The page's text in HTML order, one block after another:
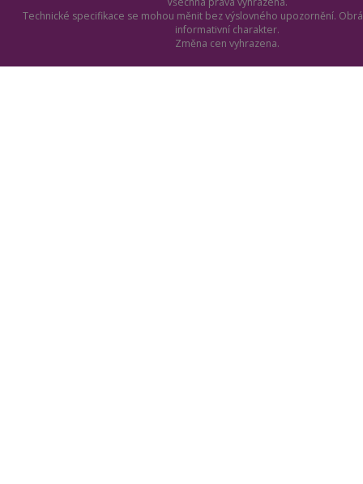
Technické specifikace se mohou měnit bez výslovného upozornění.
informativní charakter.
Změna cen vyhrazena.